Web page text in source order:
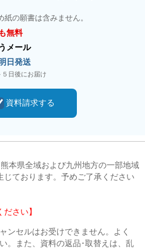
紙の願書は含みません。
無料
メール
日発送
日後にお届け
資料請求する
本県全域および九州地方の一部地域
ております。予めご了承ください
さい】
ンセルはお受けできません。よく
。また、資料の返品･取替えは、乱